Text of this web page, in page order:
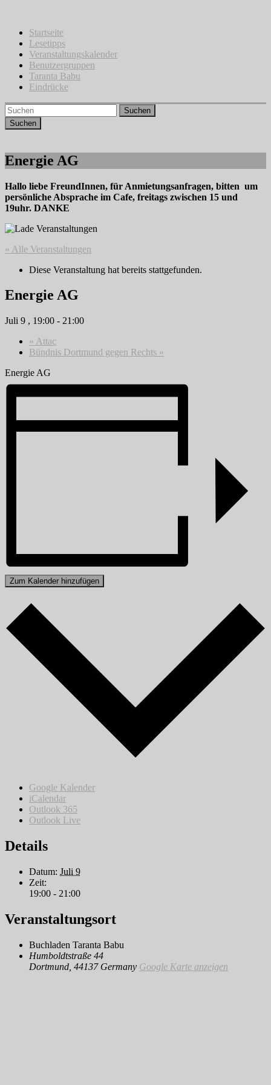
springenStartseite
Lesetipps
Veranstaltungskalender
Benutzergruppen
Taranta Babu
Eindrücke
Suchen
Energie AG
Hallo liebe FreundInnen, für Anmietungsanfragen, bitten um
persönliche Absprache im Cafe, freitags zwischen 15 und
19uhr. DANKE
« Alle Veranstaltungen
Diese Veranstaltung hat bereits stattgefunden.
Energie AG
Juli 9 , 19:00 - 21:00
« Attac
Bündnis Dortmund gegen Rechts »
Energie AG
Zum Kalender hinzufügen
Google Kalender
iCalendar
Outlook 365
Outlook Live
Details
Datum: Juli 9
Zeit:
19:00 - 21:00
Veranstaltungsort
Buchladen Taranta Babu
Humboldtstraße 44
Dortmund 44137 Germany Google Karte anzeigen